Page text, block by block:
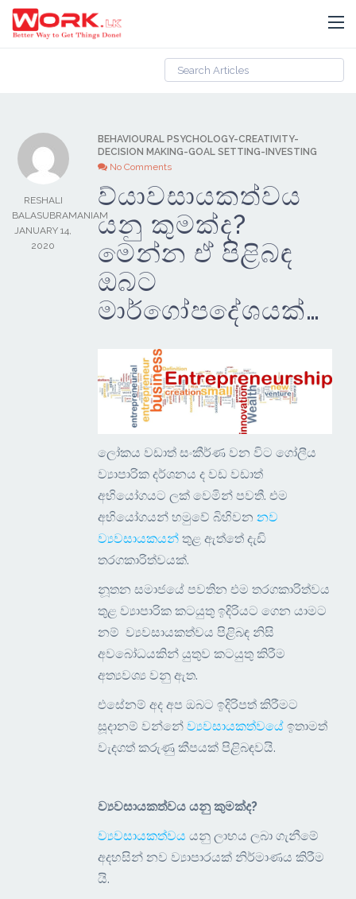
RESHALI
BALASUBRAMANIAM
JANUARY 14,
2020
BEHAVIOURAL PSYCHOLOGY-CREATIVITY-
DECISION MAKING-GOAL SETTING- INVESTING
No Comments
ව්යාවසායකත්වය
යනු කුමක්ද?
මෙන්න ඒ පිළිබඳ
ඔබට
මාර්ගෝපදේශයක්…
ලෝකය වඩාත් සංකීර්ණ වන විට ගෝලීය
ව්‍යාපාරික දර්ශනය ද වඩ වඩාත්
අභියෝගයට ලක් වෙමින් පවතී. එම
අභියෝගයන් හමුවේ බිහිවනනව
ව්‍යවසායකයන් තුළ ඇත්තේ දැඩි
තරගකාරිත්වයක්.
නූතන සමාජයේ පවතින එම තරගකාරිත්වය
තුළ ව්‍යාපාරික කටයුතු ඉදිරියට ගෙන යාමට
නම් ව්‍යවසායකත්වය පිළිබඳ නිසි
අවබෝධයකින් යුතුව කටයුතු කිරීම
අත්‍යවශ්‍ය වනු ඇත.
එසේනම් අද අප ඔබට ඉදිරිපත් කිරීමට
සූදානම් වන්නේව්‍යවසායකත්වයේ ඉතාමත්
වැදගත් කරුණු කීපයක් පිළිබඳවයි.
ව්‍යවසායකත්වය යනු කුමක්ද?
ව්‍යවසායකත්වය යනු ලාභය ලබා ගැනීමේ
අදහසින් නව ව්‍යාපාරයක් නිර්මාණය කිරීම
යි.